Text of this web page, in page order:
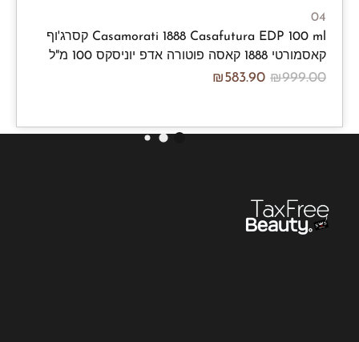
04
Casamorati 1888 Casafutura EDP 100 ml קסרג'וף
קאסמורטי 1888 קאסה פוטורה אדפ יוניסקס 100 מ"ל
₪999.00
₪583.90